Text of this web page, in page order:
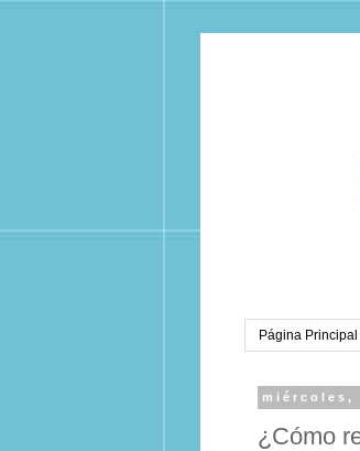
Página Principal
miércoles,
¿Cómo